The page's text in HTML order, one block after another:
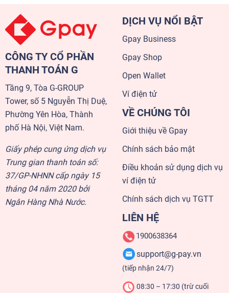
CÔNG TY CỔ PHẦN
THANH TOÁN G
Tầng 9, Tòa G-GROUP
Tower, số 5 Nguyễn Thị Duệ,
Phường Yên Hòa, Thành
phố Hà Nội, Việt Nam.
Giấy phép cung ứng dịch vụ
Trung gian thanh toán số:
37/GP-NHNN cấp ngày 15
tháng 04 năm 2020 bởi
Ngân Hàng Nhà Nước.
DỊCH VỤ NỔI BẬT
Gpay Business
Gpay Shop
Open Wallet
Ví điện tử
VỀ CHÚNG TÔI
Giới thiệu về Gpay
Chính sách bảo mật
Điều khoản sử dụng dịch vụ
ví điện tử
Chính sách dịch vụ TGTT
LIÊN HỆ
1900638364
support@g-pay.vn
(tiếp nhận 24/7)
08:30 – 17:30 (trừ cuối